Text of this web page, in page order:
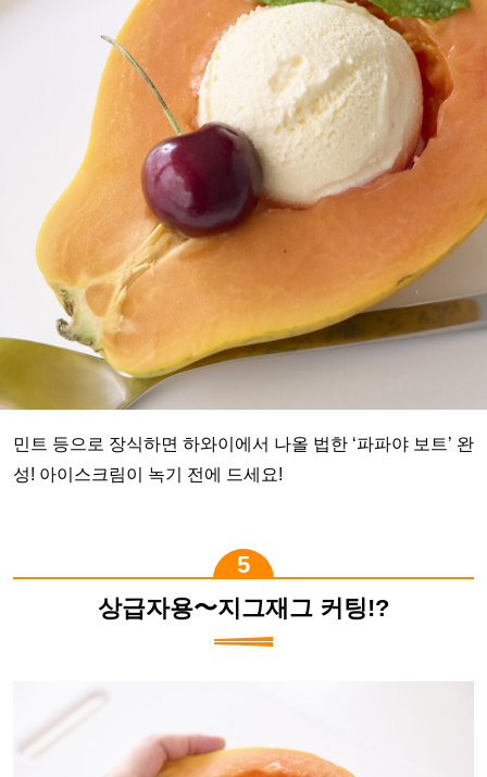
민트 등으로 장식하면 하와이에서 나올 법한 ‘파파야 보트’ 완
성! 아이스크림이 녹기 전에 드세요!
상급자용〜지그재그 커팅!?